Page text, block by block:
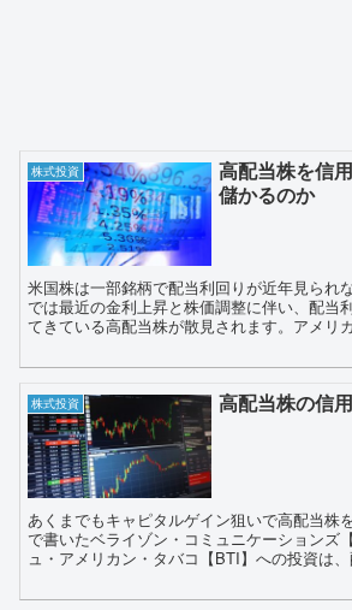
株式投資
高配当株を信
儲かるのか
米国株は一部銘柄で配当利回りが近年見られ
では最近の金利上昇と株価調整に伴い、配当
てきている高配当株が散見されます。アメリ
の通信大手ベライゾン・コミュニケーション
株式投資 高配当株の信
あくまでもキャピタルゲイン狙いで高配当株
で書いたベライゾン・コミュニケーションズ
ュ・アメリカン・タバコ【BTI】への投資は
ピタルゲインを取りに行く投資です。 高配